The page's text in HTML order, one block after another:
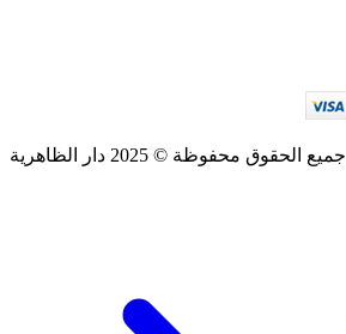
جميع الحقوق محفوظة © 2025 دار الظاهرية